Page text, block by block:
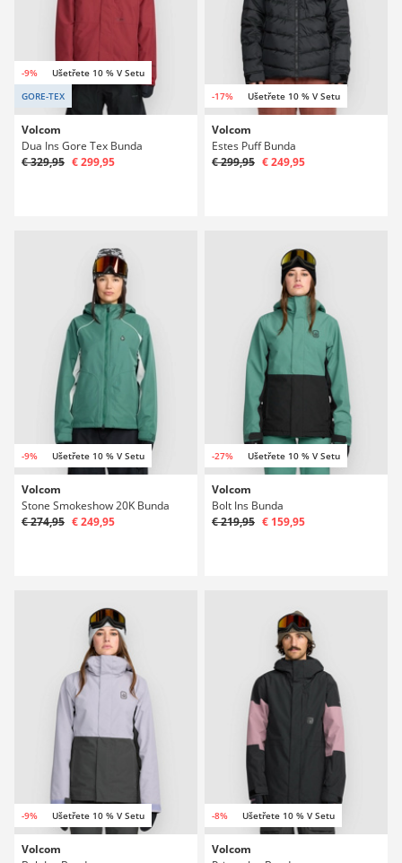
-9%
Ušetřete 10 % V Setu
GORE-TEX
Volcom
Dua Ins Gore Tex Bunda
€ 329,95 € 299,95
-17% Ušetřete 10 % V Setu
Volcom
Estes Puff Bunda
€ 299,95 € 249,95
-9% Ušetřete 10 % V Setu
Volcom
Stone Smokeshow 20K Bunda
€ 274,95 € 249,95
-27% Ušetřete 10 % V Setu
Volcom
Bolt Ins Bunda
€ 219,95 € 159,95
-9% Ušetřete 10 % V Setu
Volcom
-8% Ušetřete 10 % V Setu
Volcom